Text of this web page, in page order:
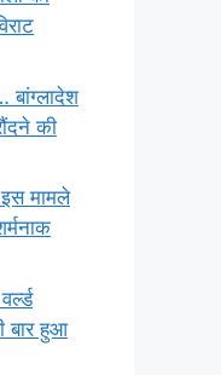
की
मामले
बार हुआ